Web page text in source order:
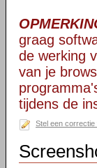
graag
de werking
van je
tijdens de
Stel een correctie